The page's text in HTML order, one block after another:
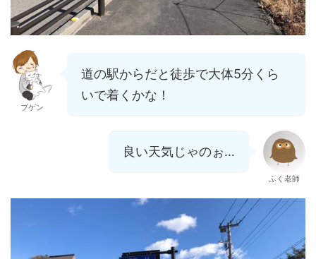
ブゲン
道の駅からだと徒歩で大体5分くら
いで着くかな！
良い天気じゃのぉ…
ふく老師